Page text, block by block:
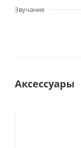
Звучание
Аксессуары